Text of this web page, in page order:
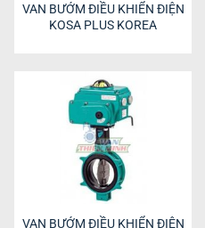
VAN BƯỚM ĐIỀU KHIỂN ĐIỆN
KOSA PLUS KOREA
VAN BƯỚM ĐIỀU KHIỂN ĐIỆN